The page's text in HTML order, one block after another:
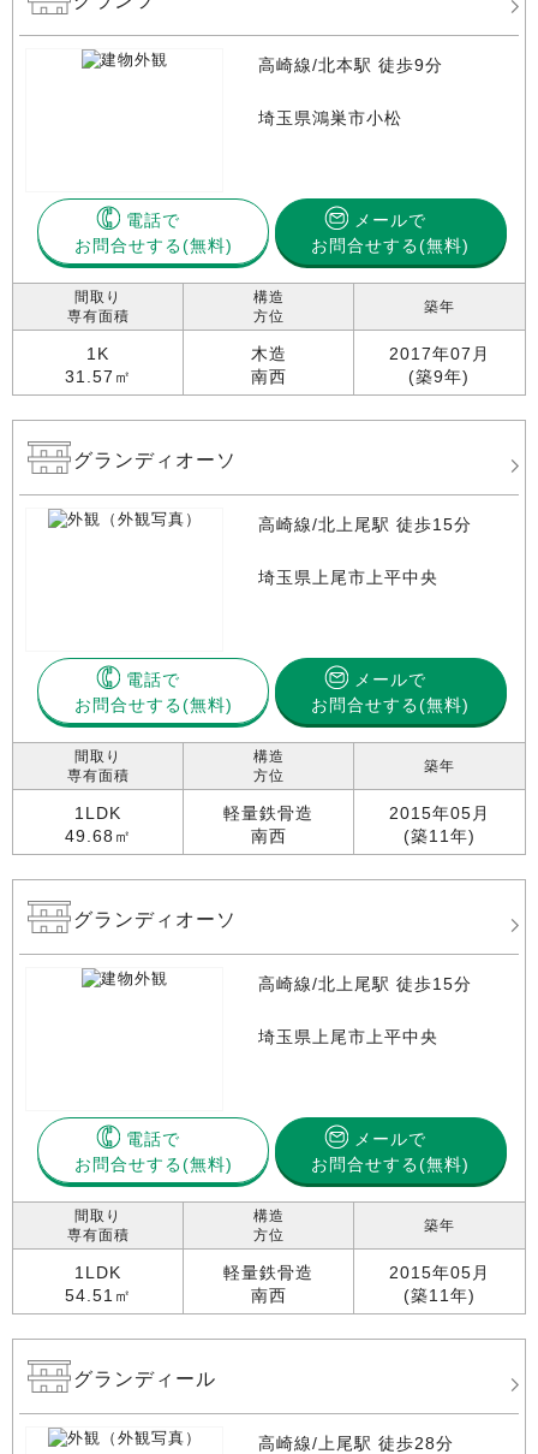
高崎線/北本駅 徒歩9分
埼玉県鴻巣市小松
電話で
お問合せする
メールで
お問合せする(無料)
間取り
専有面積
1K
31.57㎡
構造
方位
木造
南西
築年
2017年07月
(築9年)
グランディオーソ
高崎線/北上尾駅 徒歩15分
埼玉県上尾市上平中央
電話で
お問合せする
メールで
お問合せする(無料)
間取り
専有面積
1LDK
49.68㎡
構造
方位
軽量鉄骨造
南西
築年
2015年05月
(築11年)
グランディオーソ
高崎線/北上尾駅 徒歩15分
埼玉県上尾市上平中央
電話で
お問合せする
メールで
お問合せする(無料)
間取り
専有面積
1LDK
54.51㎡
構造
方位
軽量鉄骨造
南西
築年
2015年05月
(築11年)
グランディール
高崎線/上尾駅 徒歩28分